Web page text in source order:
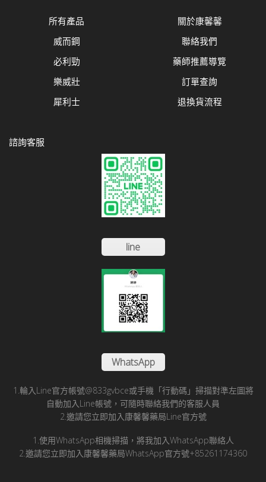
所有產品
威而鋼
必利勁
樂威壯
犀利士
關於康馨馨
聯絡我們
藥師推薦導覽
訂單查詢
退換貨流程
諮詢客服
line
WhatsApp
1.輪入Line官方帳號@833gvbce或手機「行動碼」掃描對準左圖將
自動加入Line帳號，可隨時聯絡我們的客服人員
2.邀請您立即加入康馨馨藥局Line官方號
1.使用WhatsApp相機掃描，將我加入WhatsApp聯絡人
2.邀請您立即加入康馨馨藥局WhatsApp官方號+85261174360